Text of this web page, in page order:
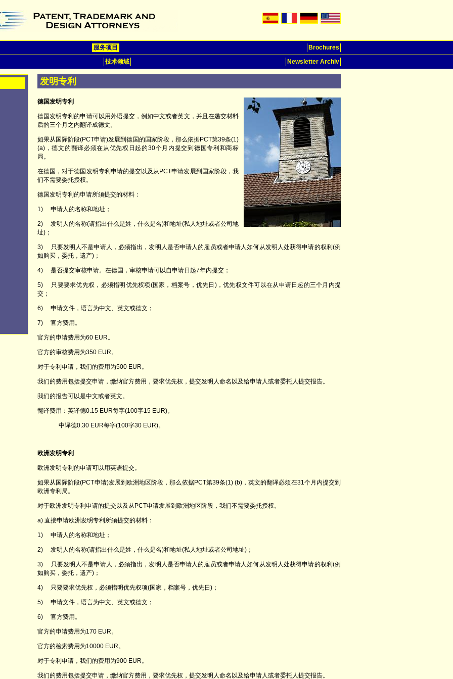
服务项目
Brochures
技术领域
Newsletter Archiv
发明专利
德国发明专利
德国发明专利的申请可以用外语提交，例如中文或者英文，并且在递交材料
后的三个月之内翻译成德文。
如果从国际阶段(PCT申请)发展到德国的国家阶段，那么依据PCT第39条(1)
(a)，德文的翻译必须在从优先权日起的30个月内提交到德国专利和商标
局。
在德国，对于德国发明专利申请的提交以及从PCT申请发展到国家阶段，我
们不需要委托授权。
德国发明专利的申请所须提交的材料：
1) 申请人的名称和地址；
2) 发明人的名称(请指出什么是姓，什么是名)和地址(私人地址或者公司地
址)；
3) 只要发明人不是申请人，必须指出，发明人是否申请人的雇员或者申请人如何从发明人处获得申请的权利(例
如购买，委托，遗产)；
4) 是否提交审核申请。在德国，审核申请可以自申请日起7年内提交；
5) 只要要求优先权，必须指明优先权项(国家，档案号，优先日)，优先权文件可以在从申请日起的三个月内提
交；
6) 申请文件，语言为中文、英文或德文；
7) 官方费用。
官方的申请费用为60 EUR。
官方的审核费用为350 EUR。
对于专利申请，我们的费用为500 EUR。
我们的费用包括提交申请，缴纳官方费用，要求优先权，提交发明人命名以及给申请人或者委托人提交报告。
我们的报告可以是中文或者英文。
翻译费用：英译德0.15 EUR每字(100字15 EUR)。
中译德0.30 EUR每字(100字30 EUR)。
欧洲发明专利
欧洲发明专利的申请可以用英语提交。
如果从国际阶段(PCT申请)发展到欧洲地区阶段，那么依据PCT第39条(1) (b)，英文的翻译必须在31个月内提交到
欧洲专利局。
对于欧洲发明专利申请的提交以及从PCT申请发展到欧洲地区阶段，我们不需要委托授权。
a) 直接申请欧洲发明专利所须提交的材料：
1) 申请人的名称和地址；
2) 发明人的名称(请指出什么是姓，什么是名)和地址(私人地址或者公司地址)；
3) 只要发明人不是申请人，必须指出，发明人是否申请人的雇员或者申请人如何从发明人处获得申请的权利(例
如购买，委托，遗产)；
4) 只要要求优先权，必须指明优先权项(国家，档案号，优先日)；
5) 申请文件，语言为中文、英文或德文；
6) 官方费用。
官方的申请费用为170 EUR。
官方的检索费用为10000 EUR。
对于专利申请，我们的费用为900 EUR。
我们的费用包括提交申请，缴纳官方费用，要求优先权，提交发明人命名以及给申请人或者委托人提交报告。